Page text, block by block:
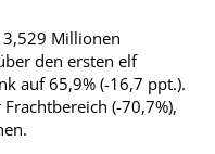
Millionen
den ersten elf
auf 65,9% (-16,7 ppt.).
(-70,7%),